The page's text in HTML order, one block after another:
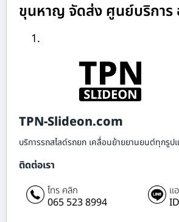
ขุนหาญ จัดส่ง ศูนย์บริการ
TPN-Slideon.com
บริการรถสไลด์รถยก เคลื่อนย้ายยานยนต์ทุกรูป
ติดต่อเรา
โทร คลิก
065 523 8994
แ